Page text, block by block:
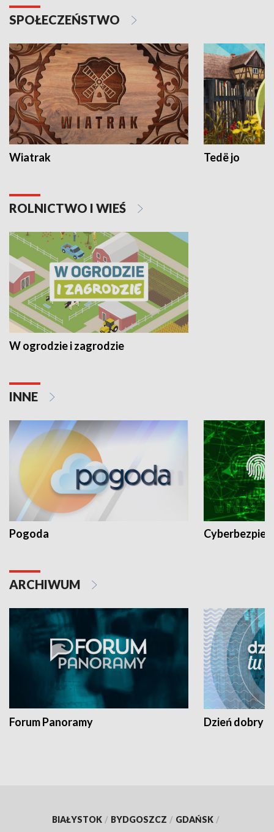
SPOŁECZEŃSTWO
Wiatrak Tedë jo
ROLNICTWO I WIEŚ
W ogrodzie i zagrodzie
INNE
Pogoda
ARCHIWUM
Forum Panoramy Dzień dobry
BIAŁYSTOK / BYDGOSZCZ / GDAŃSK /